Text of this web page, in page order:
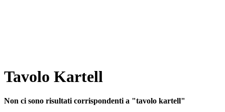
Tavolo Kartell
Non ci sono risultati corrispondenti a "tavolo kartell"